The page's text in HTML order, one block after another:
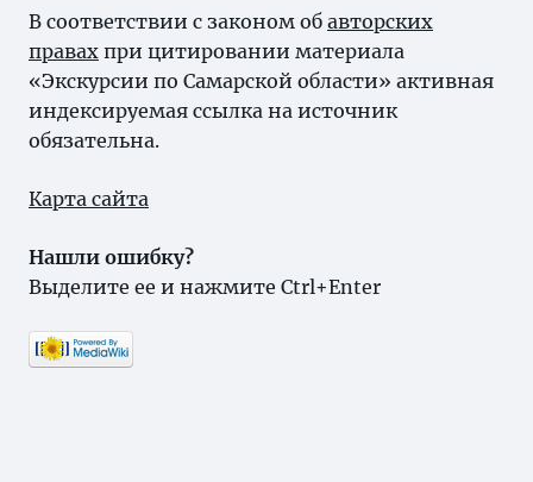
В соответствии с законом об авторских
правах при цитировании материала
«Экскурсии по Самарской области» активная
индексируемая ссылка на источник
обязательна.
Карта сайта
Нашли ошибку?
Выделите ее и нажмите Ctrl+Enter